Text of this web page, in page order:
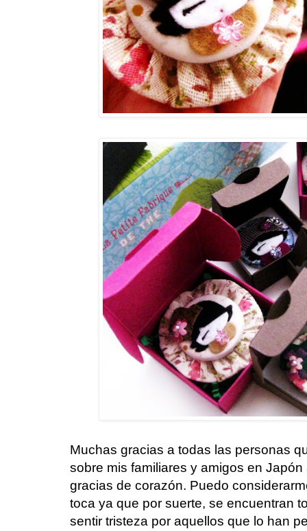
Muchas gracias a todas las personas
sobre mis familiares y amigos en
gracias de corazón. Puedo
toca ya que por suerte, se encuentran
sentir tristeza por aquellos que lo han